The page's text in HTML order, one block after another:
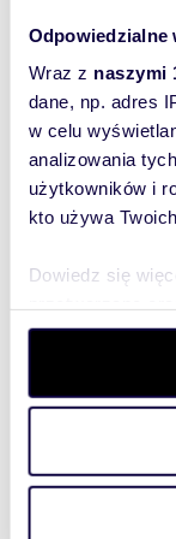
Odpowiedzialne
Wraz z naszymi
dane, np. adres
w celu
analizowania
użytkowników i
kto używa
Dowiedz się
szczegółów. W
wycofać swoją
aby oferować
witrynie.
analitycznym.